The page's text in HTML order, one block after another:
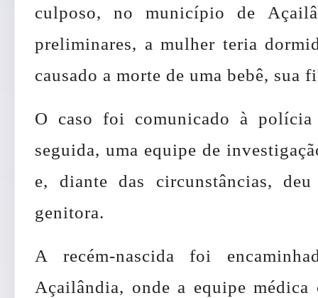
culposo, no município de
preliminares, a mulher teria
causado a morte de uma bebê, sua
O caso foi comunicado à
seguida, uma equipe de
e, diante das circunstâncias,
genitora.
A recém-nascida foi
Açailândia, onde a equipe